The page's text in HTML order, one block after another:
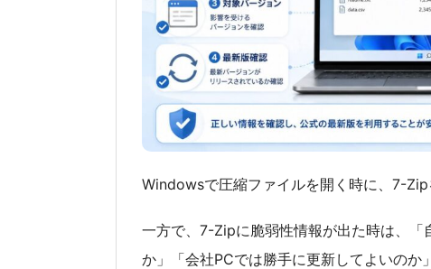
Windowsで圧縮ファイルを開く時に、7-Zip
一方で、7-Zipに脆弱性情報が出た時は、
か」「会社PCでは勝手に更新してよいのか